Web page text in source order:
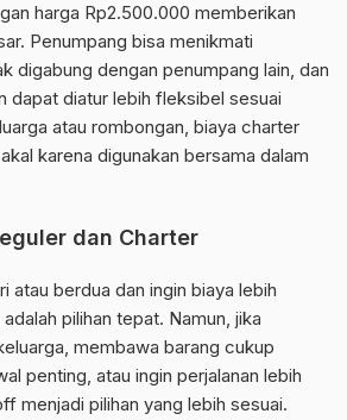
harga Rp2.500.000 memberikan
Penumpang bisa menikmati
digabung dengan penumpang lain, dan
dapat diatur lebih fleksibel sesuai
atau rombongan, biaya charter
karena digunakan bersama dalam
dan Charter
atau berdua dan ingin biaya lebih
pilihan tepat. Namun, jika
membawa barang cukup
penting, atau ingin perjalanan lebih
menjadi pilihan yang lebih sesuai.